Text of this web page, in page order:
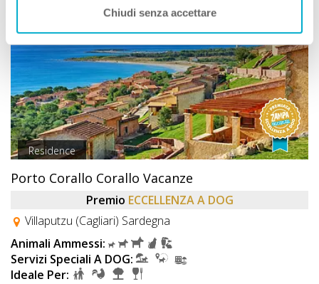
Chiudi senza accettare
PLUS
Residence
Porto Corallo Corallo Vacanze
Premio ECCELLENZA A DOG
Villaputzu (Cagliari) Sardegna
Animali Ammessi:
Servizi Speciali A DOG:
Ideale Per: